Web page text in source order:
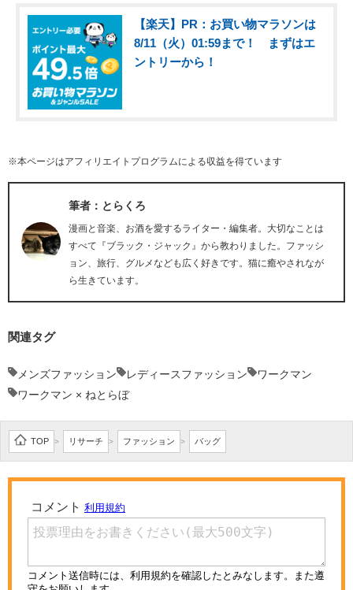
【楽天】PR：お買い物マラソンは
8/11（火）01:59まで！ まずはエ
ントリーから！
※本ページはアフィリエイトプログラムによる収益を得ています
筆者：とらくろ
漫画と音楽、お酒を愛するライター・編集者。大切なことは
すべて『ブラック・ジャック』から教わりました。ファッシ
ョン、旅行、グルメなども広く好きです。猫に癒やされなが
ら生きています。
関連タグ
メンズファッション レディースファッション
ワークマン
ワークマン × ねとらぼ
TOP > リサーチ > ファッション > バッグ